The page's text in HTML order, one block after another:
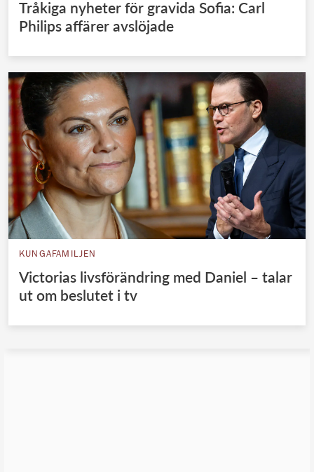
Tråkiga nyheter för gravida Sofia: Carl
Philips affärer avslöjade
KUNGAFAMILJEN
Victorias livsförändring med Daniel – talar
ut om beslutet i tv